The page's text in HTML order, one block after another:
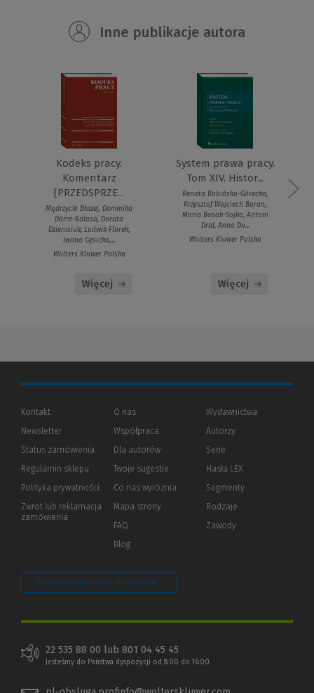
Inne publikacje autora
Kodeks pracy.
Komentarz
[PRZEDSPRZE...
Mądrzycki Błażej, Dominika
Dörre-Kolasa, Dorota
Dzienisiuk, Ludwik Florek,
Iwona Gęsicka,...
Wolters Kluwer Polska
Więcej
System prawa pracy.
Tom XIV. Histor...
Renata Babińska-Górecka,
Krzysztof Wojciech Baran,
Maria Bosak-Sojka, Antoni
Dral, Anna Du...
Wolters Kluwer Polska
Więcej
Kontakt
Newsletter
Status zamówienia
Regulamin sklepu
Polityka prywatności (Nowe
(Link
innej
Zwrot lub reklamacja
zamówienia
O nas
Współpraca
Dla autorów(Nowe
(Link
innej
strony)
Twoje sugestie
Co nas wyróżnia
Mapa strony
FAQ
Blog
Wydawnictwa
Autorzy
Serie
Hasła LEX
Segmenty
Rodzaje
Zawody
Zarządzaj preferencjami plików cookie
22 535 88 00 lub 801 04 45 45
Jesteśmy do Państwa dyspozycji od 8:00 do 16:00